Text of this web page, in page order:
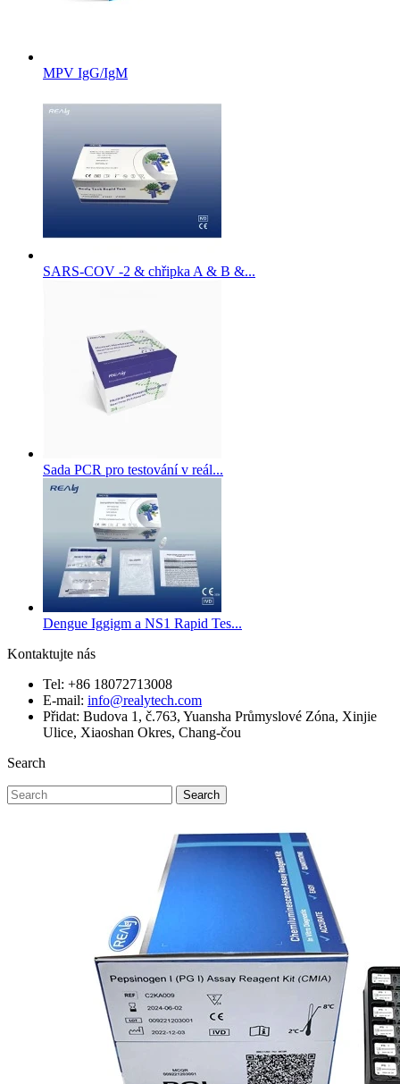
MPV IgG/IgM
SARS-COV -2 & chřipka A & B &...
Sada PCR pro testování v reál...
Dengue Iggigm a NS1 Rapid Tes...
Kontaktujte nás
Tel: +86 18072713008
E-mail: info@realytech.com
Přidat: Budova 1, č.763, Yuansha Průmyslové Zóna, Xinjie
Ulice, Xiaoshan Okres, Chang-čou
Search
Search